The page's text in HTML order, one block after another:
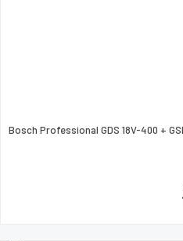
Bosch Professional GDS 18V-400 +